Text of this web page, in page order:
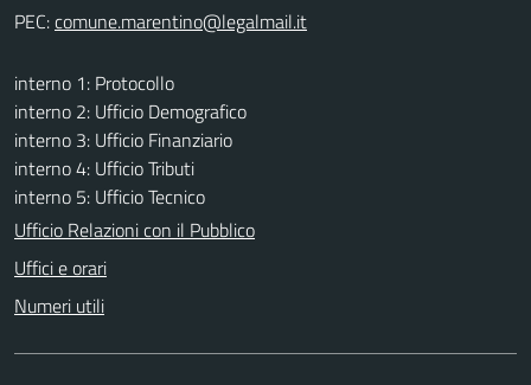
PEC:
interno 1: Protocollo
interno 2: Ufficio Demografico
interno 3: Ufficio Finanziario
interno 4: Ufficio Tributi
interno 5: Ufficio Tecnico
Ufficio Relazioni con il Pubblico
Uffici e orari
Numeri utili